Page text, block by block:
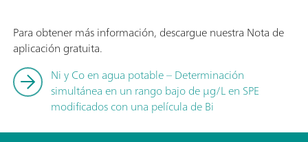
Para obtener más información, descargue nuestra Nota de
aplicación gratuita.
Ni y Co en agua potable – Determinación
simultánea en un rango bajo de µg/L en SPE
modificados con una película de Bi